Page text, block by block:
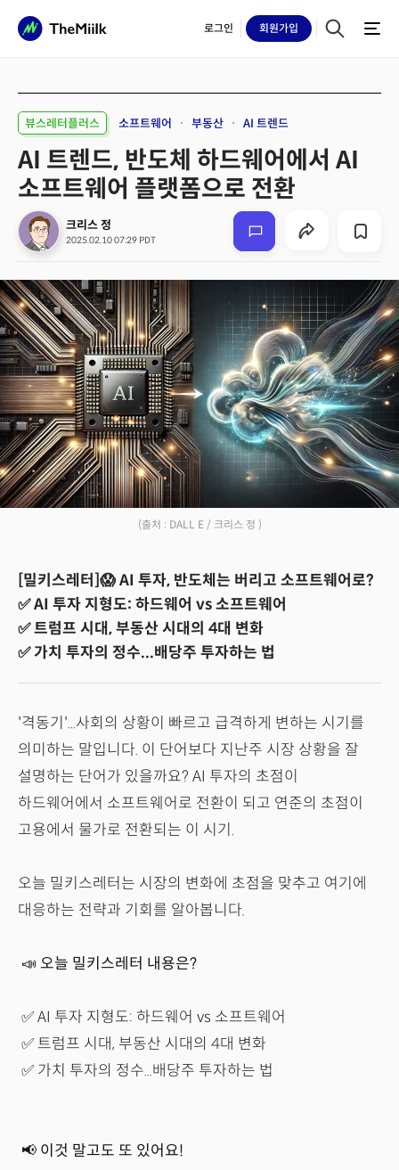
로그인 회원가입
뷰스레터플러스 소프트웨어 부동산 AI 트렌드
AI 트렌드, 반도체 하드웨어에서 AI
소프트웨어 플랫폼으로 전환
크리스 정
2025.02.10 07:29 PDT
(출처 : DALL E / 크리스 정 )
[밀키스레터]😱 AI 투자, 반도체는 버리고 소프트웨어로?
✅ AI 투자 지형도: 하드웨어 vs 소프트웨어
✅ 트럼프 시대, 부동산 시대의 4대 변화
✅ 가치 투자의 정수...배당주 투자하는 법
'격동기'...사회의 상황이 빠르고 급격하게 변하는 시기를
의미하는 말입니다. 이 단어보다 지난주 시장 상황을 잘
설명하는 단어가 있을까요? AI 투자의 초점이
하드웨어에서 소프트웨어로 전환이 되고 연준의 초점이
고용에서 물가로 전환되는 이 시기.
오늘 밀키스레터는 시장의 변화에 초점을 맞추고 여기에
대응하는 전략과 기회를 알아봅니다.
📣 오늘 밀키스레터 내용은?
✅ AI 투자 지형도: 하드웨어 vs 소프트웨어
✅ 트럼프 시대, 부동산 시대의 4대 변화
✅ 가치 투자의 정수...배당주 투자하는 법
📢 이것 말고도 또 있어요!